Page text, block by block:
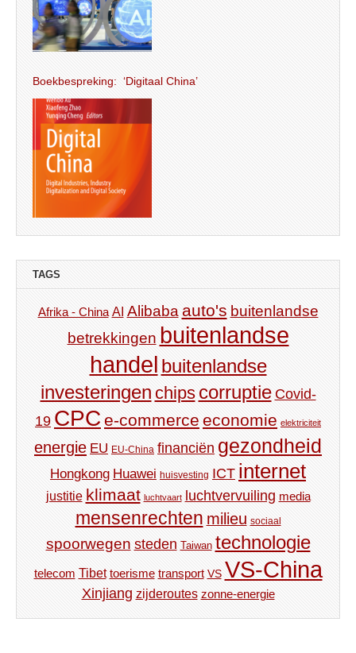
Boekbespreking: ‘Digitaal China’
TAGS
Afrika - China AI Alibaba auto's buitenlandse
betrekkingen buitenlandse
handel buitenlandse
investeringen chips corruptie Covid-
19 CPC e-commerce economie elektriciteit
energie EU EU-China financiën gezondheid
Hongkong Huawei huisvesting ICT internet
justitie klimaat luchtvaart luchtvervuiling media
mensenrechten milieu sociaal
spoorwegen steden Taiwan technologie
telecom Tibet toerisme transport VS VS-China
Xinjiang zijderoutes zonne-energie